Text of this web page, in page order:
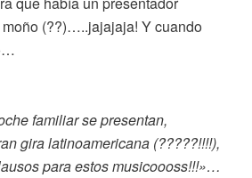
(??)…..jajajaja! Y cuando
familiar se presentan,
gira latinoamericana (?????!!!!),
para estos musicoooss!!!»…